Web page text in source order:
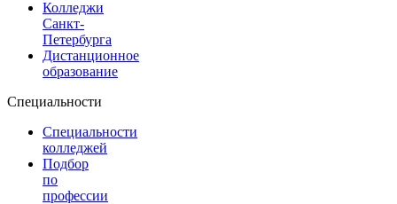
Колледжи
Санкт-
Петербурга
Дистанционное
образование
Специальности
Специальности
колледжей
Подбор
по
профессии